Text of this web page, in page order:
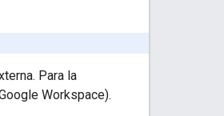
Para la
Workspace).